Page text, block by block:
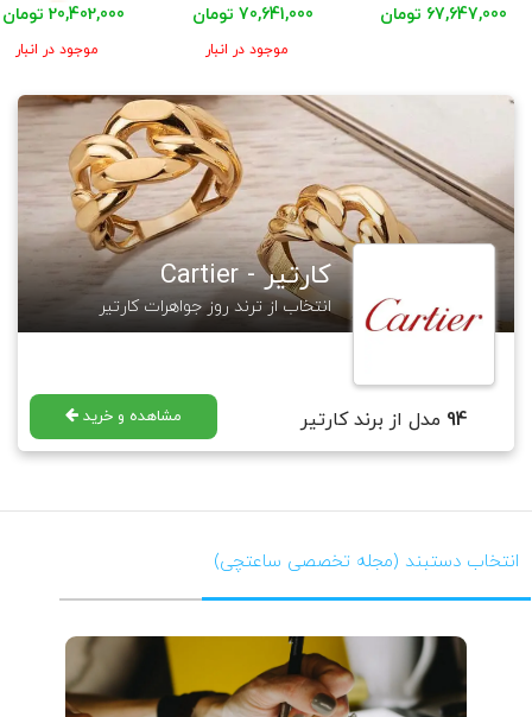
67,647,000 تومان 70,641,000 تومان
موجود در انبار
20,402,000 تومان
موجود در انبار
کارتیر - Cartier
انتخاب از ترند روز جواهرات کارتیر
94 مدل از برند کارتیر مشاهده و خرید
انتخاب دستبند (مجله تخصصی ساعتچی)